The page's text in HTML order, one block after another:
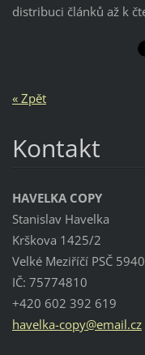
distribuci článků až k
« Zpět
Kontakt
HAVELKA COPY
Stanislav Havelka
Krškova 1425/2
Velké Meziříčí PSČ
IČ: 75774810
+420 602 392 619
havelka-copy@email.cz